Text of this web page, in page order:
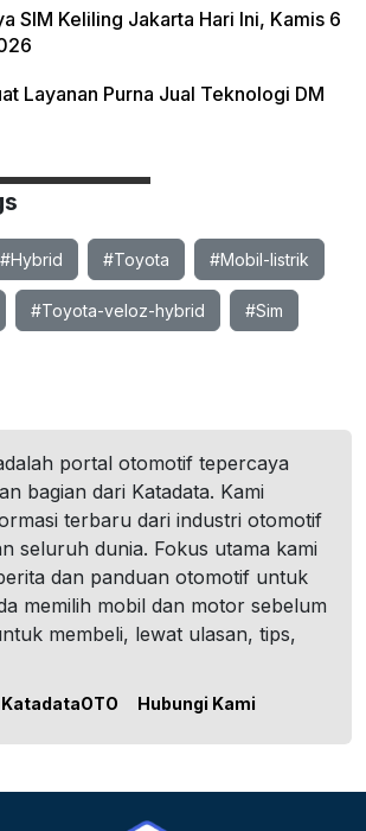
SIM Keliling Jakarta Hari Ini, Kamis 6
Layanan Purna Jual Teknologi DM
#Hybrid #Toyota #Mobil-listrik
#Toyota-veloz-hybrid #Sim
portal otomotif tepercaya
bagian dari Katadata. Kami
terbaru dari industri otomotif
seluruh dunia. Fokus utama kami
dan panduan otomotif untuk
memilih mobil dan motor sebelum
membeli, lewat ulasan, tips,
Hubungi Kami